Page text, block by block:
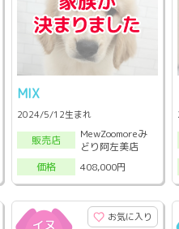
MIX
2024/5/12生まれ
販売店
MewZoomoreみ
どり阿左美店
価格
408,000円
お気に入り